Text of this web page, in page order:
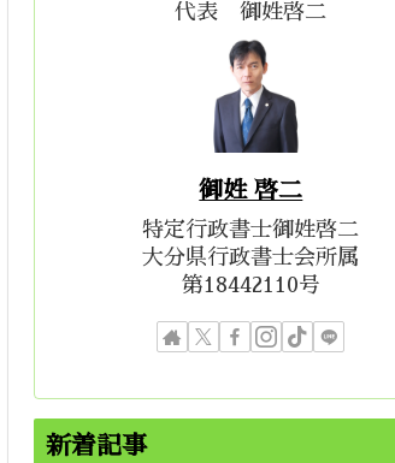
代表 御姓啓二
御姓 啓二
特定行政書士御姓啓二
大分県行政書士会所属
第18442110号
新着記事